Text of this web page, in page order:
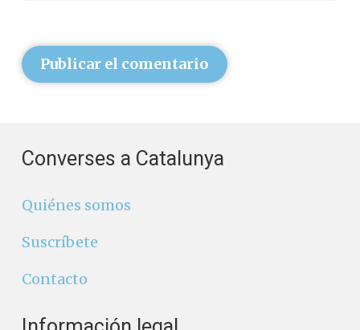
Publicar el comentario
Converses a Catalunya
Quiénes somos
Suscríbete
Contacto